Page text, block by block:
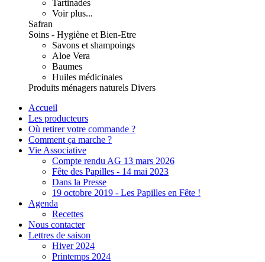
Tartinades
Voir plus...
Safran
Soins - Hygiène et Bien-Etre
Savons et shampoings
Aloe Vera
Baumes
Huiles médicinales
Produits ménagers naturels Divers
Accueil
Les producteurs
Où retirer votre commande ?
Comment ça marche ?
Vie Associative
Compte rendu AG 13 mars 2026
Fête des Papilles - 14 mai 2023
Dans la Presse
19 octobre 2019 - Les Papilles en Fête !
Agenda
Recettes
Nous contacter
Lettres de saison
Hiver 2024
Printemps 2024